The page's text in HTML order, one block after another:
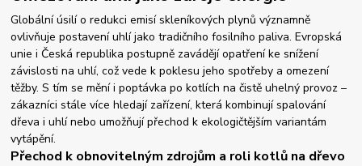
Globální úsilí o redukci emisí skleníkových plynů významně
ovlivňuje postavení uhlí jako tradičního fosilního paliva. Evropská
unie i Česká republika postupně zavádějí opatření ke snížení
závislosti na uhlí, což vede k poklesu jeho spotřeby a omezení
těžby. S tím se mění i poptávka po kotlích na čistě uhelný provoz –
zákazníci stále více hledají zařízení, která kombinují spalování
dřeva i uhlí nebo umožňují přechod k ekologičtějším variantám
vytápění.
Přechod k obnovitelným zdrojům a roli kotlů na dřevo